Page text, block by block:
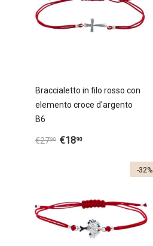
Braccialetto in filo rosso con
elemento croce d'argento
B6
€2790 €1890
-32%